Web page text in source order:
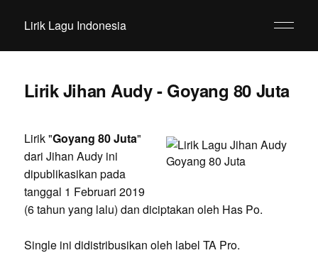
Lirik Lagu Indonesia
Lirik Jihan Audy - Goyang 80 Juta
Lirik "Goyang 80 Juta"
dari Jihan Audy ini
dipublikasikan pada
tanggal 1 Februari 2019
(6 tahun yang lalu) dan diciptakan oleh Has Po.
Single ini didistribusikan oleh label TA Pro.